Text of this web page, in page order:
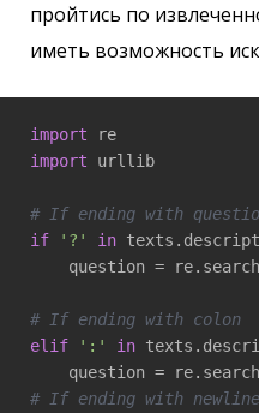
пройтись по
иметь возможность
import
import urllib
# If ending with
if
'?' in
question =
# If ending with colon
elif
':' in
question =
# If ending with newline